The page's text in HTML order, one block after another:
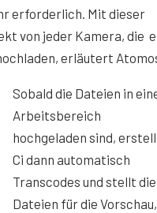
erforderlich. Mit dieser
von jeder Kamera, die
erläutert
Sobald die Dateien in
Arbeitsbereich
hochgeladen sind,
Ci dann automatisch
Transcodes und stellt die
Dateien für die Vorschau,